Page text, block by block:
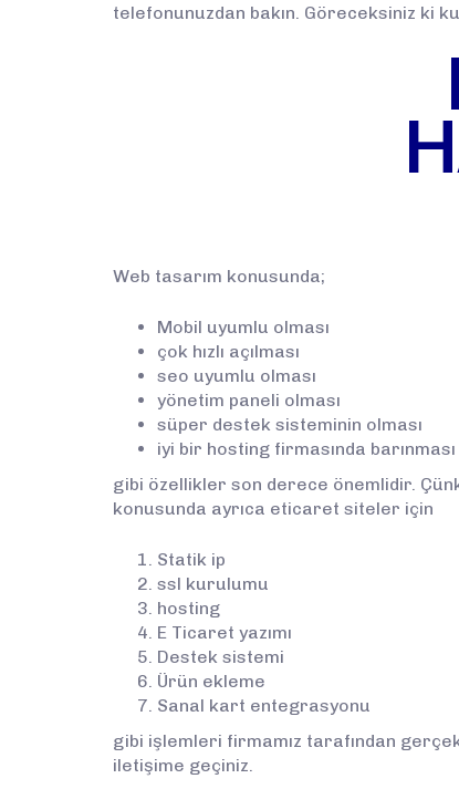
telefonunuzdan bakın. Göreceksiniz ki
Web tasarım konusunda;
Mobil uyumlu olması
çok hızlı açılması
seo uyumlu olması
yönetim paneli olması
süper destek sisteminin olması
iyi bir hosting firmasında barınması
gibi özellikler son derece önemlidir.
konusunda ayrıca eticaret siteler için
Statik ip
ssl kurulumu
hosting
E Ticaret yazımı
Destek sistemi
Ürün ekleme
Sanal kart entegrasyonu
gibi işlemleri firmamız tarafından
iletişime geçiniz.